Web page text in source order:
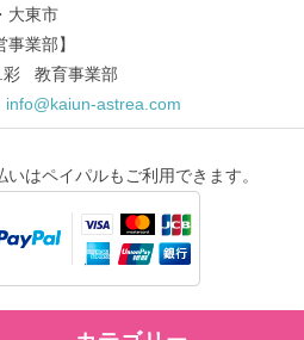
大東市
事業部】
彩 教育事業部
info@kaiun-astrea.com
いはペイパルもご利用できます。